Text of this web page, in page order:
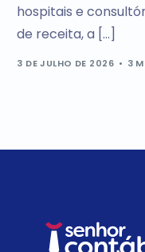
hospitais e
de receita, a […]
3 DE JULHO DE 2026 3